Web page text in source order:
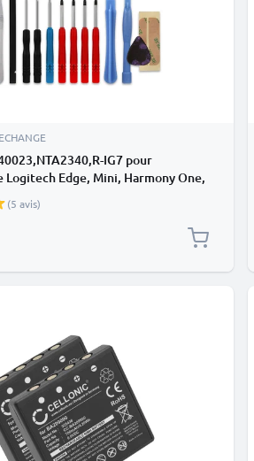
IG7 pour
Logitech Edge, Mini, Harmony One,
950mAh + kit d'outils
(5 avis)